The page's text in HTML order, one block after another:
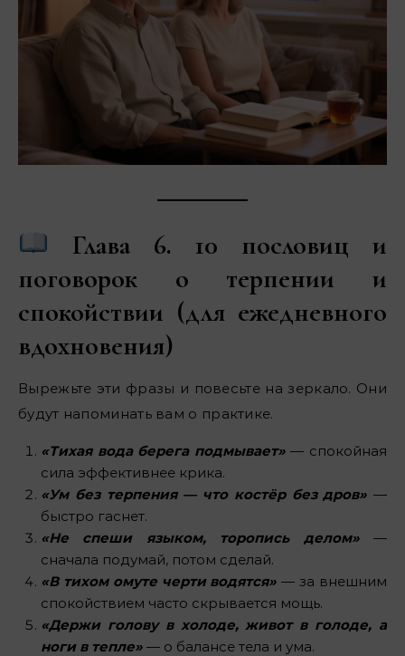
Глава 6. 10 пословиц и
поговорок о терпении и
спокойствии (для ежедневного
вдохновения)
Вырежьте эти фразы и повесьте на зеркало. Они
будут напоминать вам о практике.
«Тихая вода берега подмывает»— спокойная
сила эффективнее крика.
«Ум без терпения — что костёр без дров» —
быстро гаснет.
«Не спеши языком, торопись делом»—
сначала подумай, потом сделай.
«В тихом омуте черти водятся» — за внешним
спокойствием часто скрывается мощь.
«Держи голову в холоде, живот в голоде, а
ноги в тепле» — о балансе тела и ума.